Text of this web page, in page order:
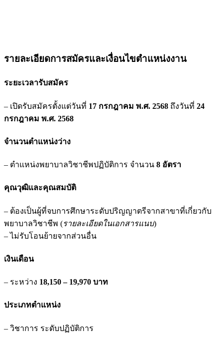
รายละเอียดการสมัครและเงื่อนไขตำแหน่งงาน
ระยะเวลารับสมัคร
– เปิดรับสมัครตั้งแต่วันที่ 17 กรกฎาคม พ.ศ. 2568 ถึงวันที่ 24
กรกฎาคม พ.ศ. 2568
จำนวนตำแหน่งว่าง
– ตำแหน่งพยาบาลวิชาชีพปฏิบัติการ จำนวน 8 อัตรา
คุณวุฒิและคุณสมบัติ
– ต้องเป็นผู้ที่จบการศึกษาระดับปริญญาตรีจากสาขาที่เกี่ยวกับ
พยาบาลวิชาชีพ (รายละเอียดในเอกสารแนบ)
– ไม่รับโอนย้ายจากส่วนอื่น
เงินเดือน
– ระหว่าง 18,150 – 19,970 บาท
ประเภทตำแหน่ง
– วิชาการ ระดับปฏิบัติการ